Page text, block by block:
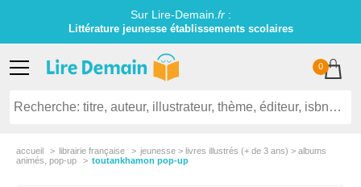
Sur Lire-Demain. fr:
Littérature jeunesse établissements scolaires
0
accueil librairie française
jeunesse > livres illustrés (+ de 3 ans) > albums
animés, pop-up
toutankhamon pop-up